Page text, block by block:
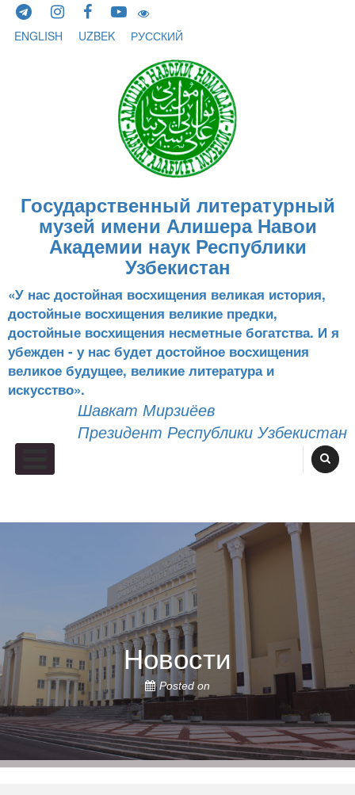
Skip to content
ENGLISH
UZBEK РУССКИЙ
Государственный литературный
музей имени Алишера Навои
Академии наук Республики
Узбекистан
«У нас достойная восхищения великая история,
достойные восхищения великие предки,
достойные восхищения несметные богатства. И я
убежден - у нас будет достойное восхищения
великое будущее, великие литература и
искусство».
Шавкат Мирзиёев
Президент Республики Узбекистан
Новости
Posted on